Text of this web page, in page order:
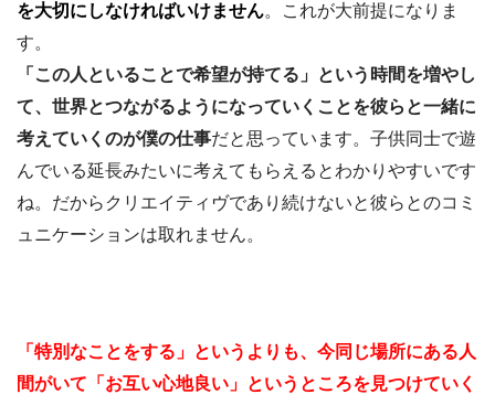
を大切にしなければいけません。これが大前提になりま
す。
「この人といることで希望が持てる」という時間を増やし
て、世界とつながるようになっていくことを彼らと一緒に
考えていくのが僕の仕事だと思っています。子供同士で遊
んでいる延長みたいに考えてもらえるとわかりやすいです
ね。だからクリエイティヴであり続けないと彼らとのコミ
ュニケーションは取れません。
「特別なことをする」というよりも、今同じ場所にある人
間がいて「お互い心地良い」というところを見つけていく